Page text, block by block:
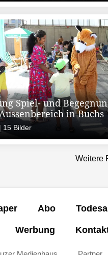
Spiel- und
in Buchs
15 Bilder
Weitere
Abo
Werbung